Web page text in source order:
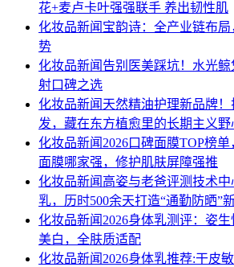
花+麦卢卡叶强强联手 养出韧性肌
化妆品新闻 宝韵诗：全产业链布
势
化妆品新闻 告别医美踩坑！水光
射口碑之选
化妆品新闻 天然精油护理新品牌
发，藏在东方植愈里的长期主义野
化妆品新闻 2026口碑面膜TOP榜
面膜哪家强，修护肌肤屏障强推
化妆品新闻 高姿与老爸评测技术
乳，历时500余天打造“通勤防晒”
化妆品新闻 2026身体乳测评：姿
美白，全肤质适配
化妆品新闻 2026身体乳推荐:干皮